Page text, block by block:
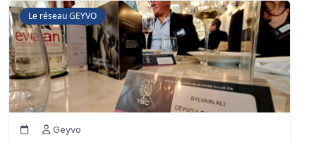
Le réseau GEYVO
Geyvo